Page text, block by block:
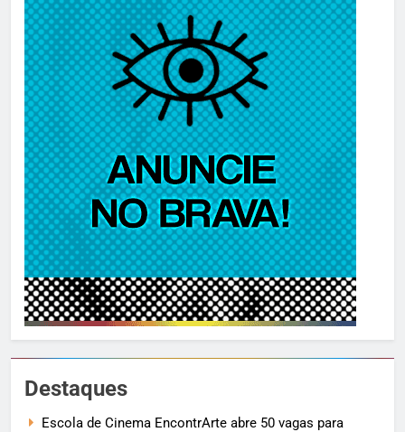
Destaques
Escola de Cinema EncontrArte abre 50 vagas para